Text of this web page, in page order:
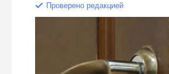
Проверено редакцией